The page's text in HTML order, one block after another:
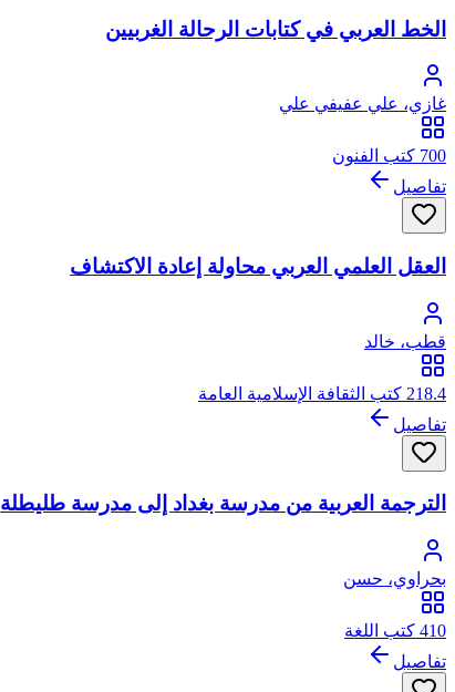
الخط العربي في كتابات الرحالة الغربيين
غازي، علي عفيفي علي
700 كتب الفنون
تفاصيل
العقل العلمي العربي محاولة إعادة الاكتشاف
قطب، خالد
218.4 كتب الثقافة الإسلامية العامة
تفاصيل
الترجمة العربية من مدرسة بغداد إلى مدرسة طليطلة
بحراوي، حسن
410 كتب اللغة
تفاصيل